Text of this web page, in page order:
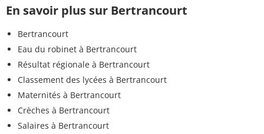
En savoir plus sur Bertrancourt
Bertrancourt
Eau du robinet à Bertrancourt
Résultat régionale à Bertrancourt
Classement des lycées à Bertrancourt
Maternités à Bertrancourt
Crèches à Bertrancourt
Salaires à Bertrancourt